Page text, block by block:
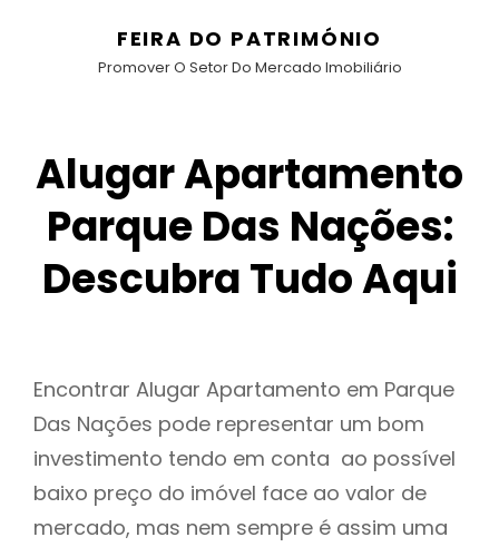
FEIRA DO PATRIMÓNIO
Promover O Setor Do Mercado Imobiliário
Alugar Apartamento
Parque Das Nações:
Descubra Tudo Aqui
Encontrar Alugar Apartamento em Parque
Das Nações pode representar um bom
investimento tendo em conta ao possível
baixo preço do imóvel face ao valor de
mercado, mas nem sempre é assim uma